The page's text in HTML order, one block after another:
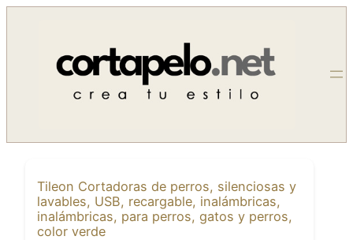
contenido
Tileon Cortadoras de perros, silenciosas y
lavables, USB, recargable, inalámbricas,
inalámbricas, para perros, gatos y perros,
color verde